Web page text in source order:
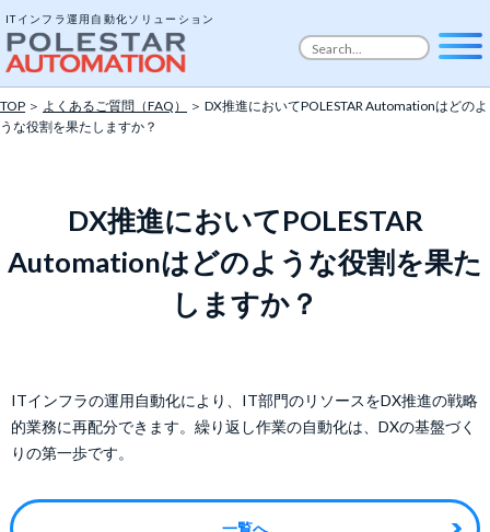
ITインフラ運用自動化ソリューション
TOP ＞ よくあるご質問（FAQ）
＞ DX推進においてPOLESTAR Automationはどのよ
うな役割を果たしますか？
DX推進においてPOLESTAR
Automationはどのような役割を果た
しますか？
ITインフラの運用自動化により、IT部門のリソースをDX推進の戦略
的業務に再配分できます。繰り返し作業の自動化は、DXの基盤づく
りの第一歩です。
一覧へ